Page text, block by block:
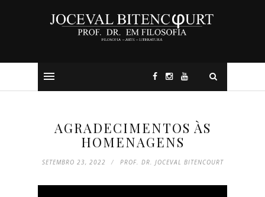
AGRADECIMENTOS ÀS
HOMENAGENS
SETEMBRO 23, 2022 PROF. DR. JOCEVAL BITENCOURT